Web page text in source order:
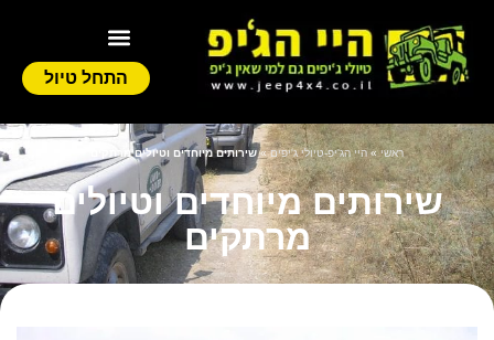
התחל טיול
ראשי» היי הג'יפ-טיולי ג'יפים»שירותים מיוחדים וטיולים מרתקים
שירותים מיוחדים וטיולים
מרתקים